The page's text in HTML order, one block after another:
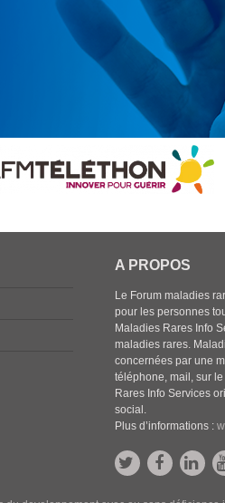
A PROPOS
Le Forum maladies
pour les personnes
Maladies Rares Info
maladies rares.
concernées par une
téléphone, mail, sur
Rares Info Services
social.
Plus d’informations :